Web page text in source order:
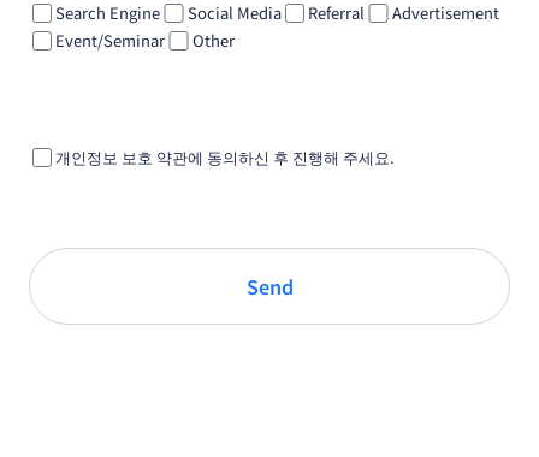
Search Engine Social Media Referral
Advertisement
Event/Seminar
Other
개인정보 보호 약관에 동의하신 후 진행해 주세요.